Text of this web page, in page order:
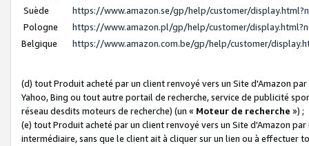
Suède
https://www.amazon.se/gp/help/customer/
Pologne
https://www.amazon.pl/gp/help/customer/
Belgique
https://www.amazon.com.be/gp/help/customer/
(d) tout Produit acheté par un client renvoyé vers un Site d'Amazon
Yahoo, Bing ou tout autre portail de recherche, service de publicité
réseau desdits moteurs de recherche) (un « Moteur de recherche ») ;
(e) tout Produit acheté par un client renvoyé vers un Site d'Amazon
intermédiaire, sans que le client ait à cliquer sur un lien ou à